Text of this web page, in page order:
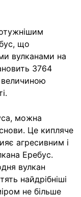
що
вулканами на
3764
можна
Це кипляче
агресивним і
Еребус.
вулкан
найдрібніші
не більше